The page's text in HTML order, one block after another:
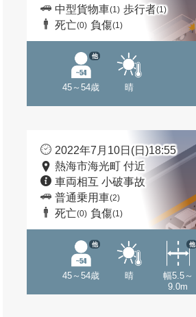
中型貨物車(1) 歩行者(1)
死亡(0) 負傷(1)
45～54歳
他
晴
2022年7月10日(日)18:55
熱海市海光町 付近
車両相互 小破事故
普通乗用車(2)
死亡(0) 負傷(1)
45～54歳
他
晴
幅5.5～
9.0m
他